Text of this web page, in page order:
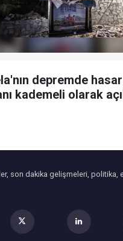
depremde
kademeli olarak
son dakika gelişmeleri, politika,